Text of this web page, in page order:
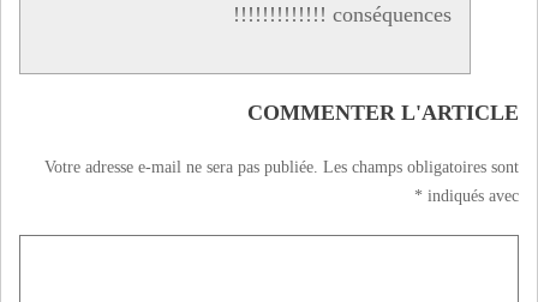
conséquences !!!!!!!!!!!!!
COMMENTER L'ARTICLE
Votre adresse e-mail ne sera pas publiée. Les champs obligatoires sont
indiqués avec
*